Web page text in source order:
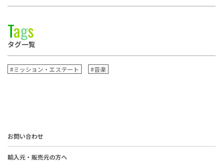
Tags
タグ一覧
#ミッション・エステート #音楽
お問い合わせ
輸入元・販売元の方へ